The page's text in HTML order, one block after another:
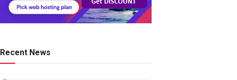
Recent News